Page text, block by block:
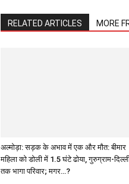
RELATED ARTICLES MORE
अल्मोड़ा: सड़क के अभाव में एक और मौत: बीमार
महिला को डोली में 1.5 घंटे ढोया, गुरुग्राम-
तक भागा परिवार; मगर…?